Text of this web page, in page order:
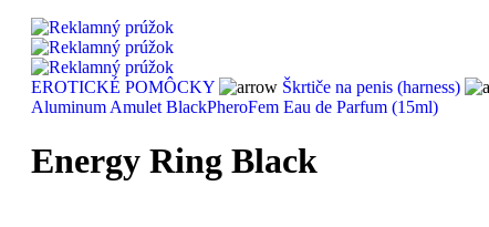
EROTICKÉ POMÔCKY Škrtiče na penis (harness)
Aluminum Amulet BlackPheroFem Eau de Parfum (15ml)
Energy Ring Black